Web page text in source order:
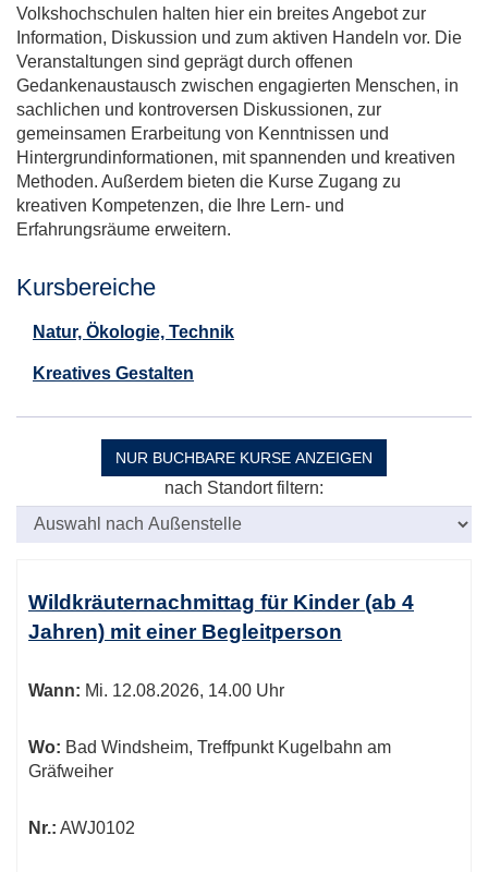
Volkshochschulen halten hier ein breites Angebot zur
Information, Diskussion und zum aktiven Handeln vor. Die
Veranstaltungen sind geprägt durch offenen
Gedankenaustausch zwischen engagierten Menschen, in
sachlichen und kontroversen Diskussionen, zur
gemeinsamen Erarbeitung von Kenntnissen und
Hintergrundinformationen, mit spannenden und kreativen
Methoden. Außerdem bieten die Kurse Zugang zu
kreativen Kompetenzen, die Ihre Lern- und
Erfahrungsräume erweitern.
Kursbereiche
Natur, Ökologie, Technik
Kreatives Gestalten
NUR BUCHBARE KURSE ANZEIGEN
nach Standort filtern:
Tabellenüberschriften
können
sortiert
Wildkräuternachmittag für Kinder (ab 4
Jahren) mit einer Begleitperson
Wann: Mi. 12.08.2026, 14.00 Uhr
Wo: Bad Windsheim, Treffpunkt Kugelbahn am
Gräfweiher
Nr.: AWJ0102